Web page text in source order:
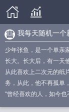
我每天随机一个
少年张鱼，是一个单亲
长大。长大后，有一天
从此喜欢上二次元的纸
务，从此，他不再孤单
“曾经喜欢的人，如今